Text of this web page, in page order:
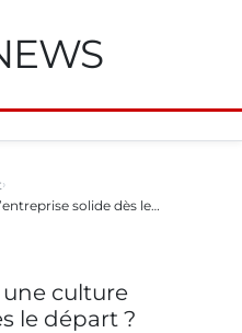
solide dès le…
culture
le départ ?